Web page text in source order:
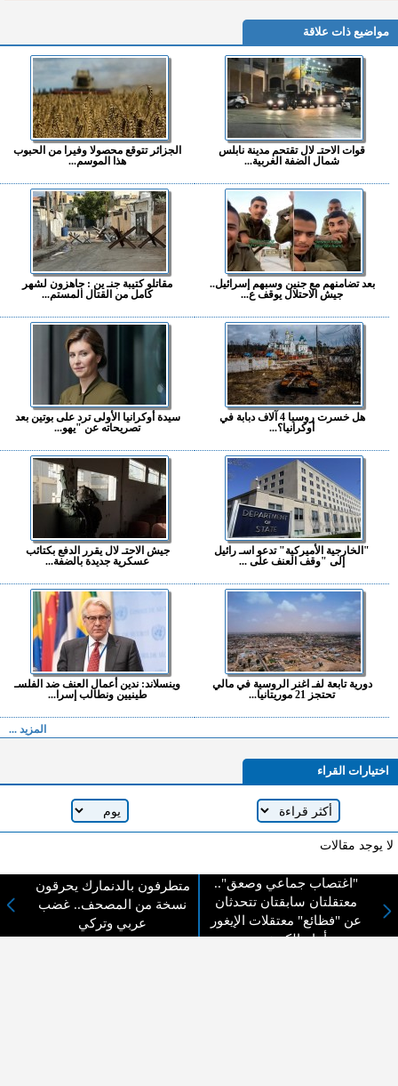
مواضيع ذات علاقة
قوات الاحتـ لال تقتحم مدينة نابلس
شمال الضفة الغربية...
الجزائر تتوقع محصولا وفيرا من الحبوب
هذا الموسم...
بعد تضامنهم مع جنين وسبهم إسرائيل..
جيش الاحتلال يوقف ع...
مقاتلو كتيبة جنـ ين : جاهزون لشهر
كامل من القتال المستم...
هل خسرت روسيا 4 آلاف دبابة في
أوكرانيا؟...
سيدة أوكرانيا الأولى ترد على بوتين بعد
تصريحاته عن "يهو...
"الخارجية الأميركية" تدعو اسـ رائيل
إلى "وقف العنف على ...
جيش الاحتـ لال يقرر الدفع بكتائب
عسكرية جديدة بالضفة...
دورية تابعة لفـ اغنر الروسية في مالي
تحتجز 21 موريتانيا...
وينسلاند: ندين أعمال العنف ضد الفلسـ
طينيين ونطالب إسرا...
المزيد ...
اختيارات القراء
لا يوجد مقالات
"اغتصاب جماعي وصعق"..
معتقلتان سابقتان تتحدثان
عن "فظائع" معتقلات الإيغور
أمام الكونغرس
متطرفون بالدنمارك يحرقون
نسخة من المصحف.. غضب
عربي وتركي
لا مانع من الإقتباس وإعادة النشر شريط ذكر المصدر ( المدينة نيوز ) - الآراء والتعليقات
المنشورة تعبر عن رأي أصحابها فقط